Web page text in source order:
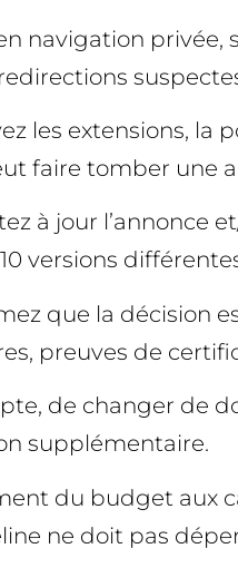
navigation
les extensions,
faire tomber une
à jour l’annonce
versions
que la décision
preuves de
de changer
supplémentaire.
du budget aux
ne doit pas